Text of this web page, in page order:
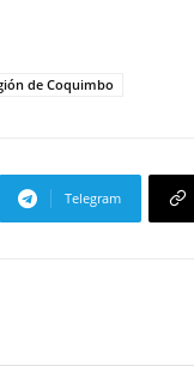
de Coquimbo
Telegram